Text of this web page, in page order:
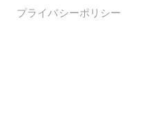
プライバシーポリシー